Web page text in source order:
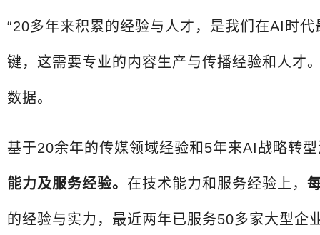
“20多年来积累的经验与人才，是我们在AI时
键，这需要专业的内容生产与传播经验和人才
数据。
基于20余年的传媒领域经验和5年来AI战略转
能力及服务经验。 在技术能力和服务经验上，
的经验与实力，最近两年已服务50多家大型企